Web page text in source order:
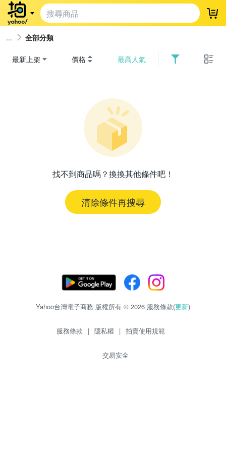
登
全部分類
最新上架 價格 最高人氣
找不到商品嗎？換換其他條件吧！
清除條件再搜尋
Yahoo台灣電子商務 版權所有 © 2026 服務條款(更新)
服務條款 | 隱私權 | 拍賣使用規範
交易安全